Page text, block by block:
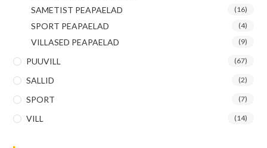
SAMETIST PEAPAELAD (16)
SPORT PEAPAELAD (4)
VILLASED PEAPAELAD (9)
PUUVILL (67)
SALLID (2)
SPORT (7)
VILL (14)